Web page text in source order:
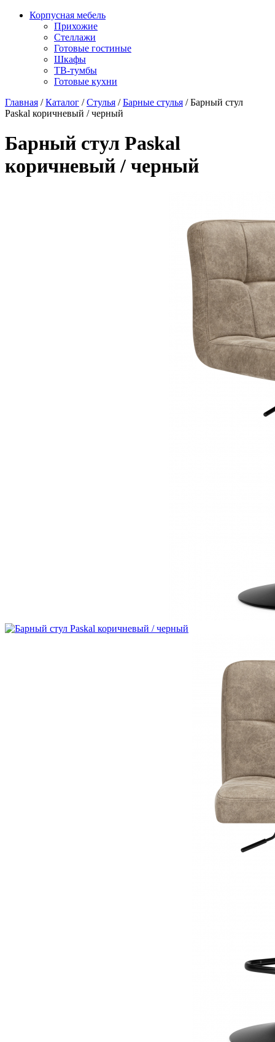
Корпусная мебель
Прихожие
Стеллажи
Готовые гостиные
Шкафы
ТВ-тумбы
Готовые кухни
Главная /Каталог /Стулья /Барные стулья /Барный стул
Paskal коричневый / черный
Барный стул Paskal
коричневый / черный